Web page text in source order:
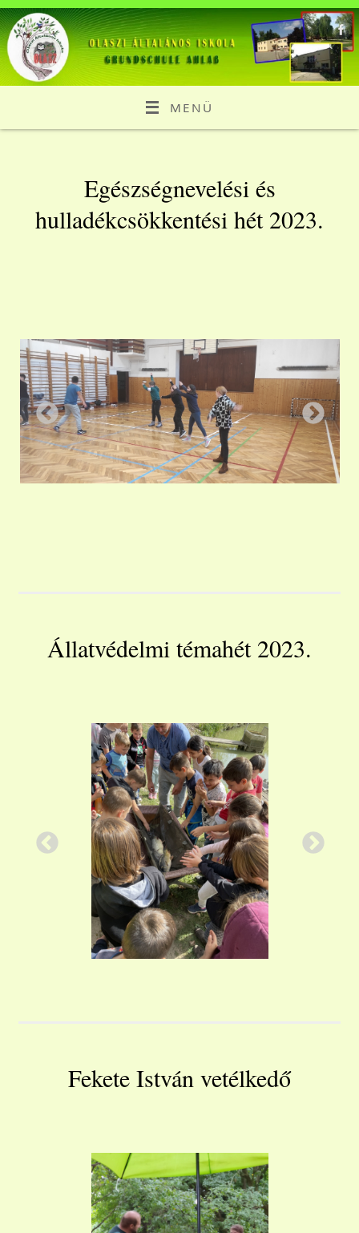
MENÜ
Egészségnevelési és
hulladékcsökkentési hét 2023.
Állatvédelmi témahét 2023.
Fekete István vetélkedő